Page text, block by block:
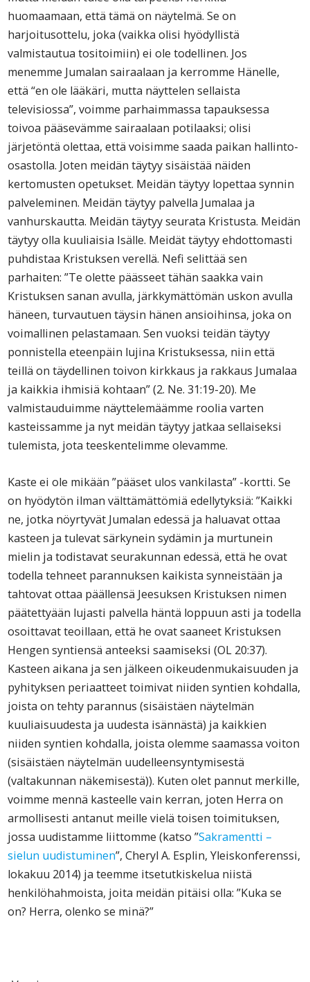
huomaamaan, että tämä on näytelmä. Se on
harjoitusottelu, joka (vaikka olisi hyödyllistä
valmistautua tositoimiin) ei ole todellinen. Jos
menemme Jumalan sairaalaan ja kerromme Hänelle,
että “en ole lääkäri, mutta näyttelen sellaista
televisiossa”, voimme parhaimmassa tapauksessa
toivoa pääsevämme sairaalaan potilaaksi; olisi
järjetöntä olettaa, että voisimme saada paikan hallinto-
osastolla. Joten meidän täytyy sisäistää näiden
kertomusten opetukset. Meidän täytyy lopettaa synnin
palveleminen. Meidän täytyy palvella Jumalaa ja
vanhurskautta. Meidän täytyy seurata Kristusta. Meidän
täytyy olla kuuliaisia Isälle. Meidät täytyy ehdottomasti
puhdistaa Kristuksen verellä. Nefi selittää sen
parhaiten: ”Te olette päässeet tähän saakka vain
Kristuksen sanan avulla, järkkymättömän uskon avulla
häneen, turvautuen täysin hänen ansioihinsa, joka on
voimallinen pelastamaan. Sen vuoksi teidän täytyy
ponnistella eteenpäin lujina Kristuksessa, niin että
teillä on täydellinen toivon kirkkaus ja rakkaus Jumalaa
ja kaikkia ihmisiä kohtaan” (2. Ne. 31:19-20). Me
valmistauduimme näyttelemäämme roolia varten
kasteissamme ja nyt meidän täytyy jatkaa sellaiseksi
tulemista, jota teeskentelimme olevamme.
Kaste ei ole mikään ”pääset ulos vankilasta” -kortti. Se
on hyödytön ilman välttämättömiä edellytyksiä: ”Kaikki
ne, jotka nöyrtyvät Jumalan edessä ja haluavat ottaa
kasteen ja tulevat särkynein sydämin ja murtunein
mielin ja todistavat seurakunnan edessä, että he ovat
todella tehneet parannuksen kaikista synneistään ja
tahtovat ottaa päällensä Jeesuksen Kristuksen nimen
päätettyään lujasti palvella häntä loppuun asti ja todella
osoittavat teoillaan, että he ovat saaneet Kristuksen
Hengen syntiensä anteeksi saamiseksi (OL 20:37).
Kasteen aikana ja sen jälkeen oikeudenmukaisuuden ja
pyhityksen periaatteet toimivat niiden syntien kohdalla,
joista on tehty parannus (sisäistäen näytelmän
kuuliaisuudesta ja uudesta isännästä) ja kaikkien
niiden syntien kohdalla, joista olemme saamassa voiton
(sisäistäen näytelmän uudelleensyntymisestä
(valtakunnan näkemisestä)). Kuten olet pannut merkille,
voimme mennä kasteelle vain kerran, joten Herra on
armollisesti antanut meille vielä toisen toimituksen,
jossa uudistamme liittomme (katso ”Sakramentti –
sielun uudistuminen”, Cheryl A. Esplin, Yleiskonferenssi,
lokakuu 2014) ja teemme itsetutkiskelua niistä
henkilöhahmoista, joita meidän pitäisi olla: ”Kuka se
on? Herra, olenko se minä?”